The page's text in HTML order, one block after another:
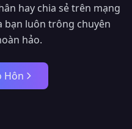
hay chia sẻ trên mạng
bạn luôn trông chuyên
hảo.
Hôn